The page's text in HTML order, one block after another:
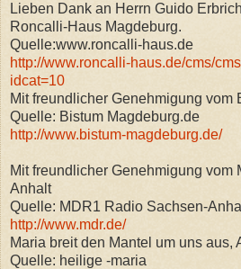
Lieben Dank an Herrn Guido Erbrich
Roncalli-Haus Magdeburg.
Quelle:www.roncalli-haus.de
http://www.roncalli-haus.de/cms/
idcat=10
Mit freundlicher Genehmigung vom
Quelle: Bistum Magdeburg.de
http://www.bistum-magdeburg.de/
Mit freundlicher Genehmigung vom
Anhalt
Quelle: MDR1 Radio Sachsen-
http://www.mdr.de/
Maria breit den Mantel um uns aus,
Quelle: heilige -maria